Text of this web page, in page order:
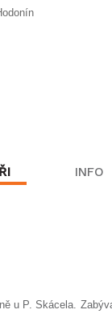
INFO
u P. Skácela.